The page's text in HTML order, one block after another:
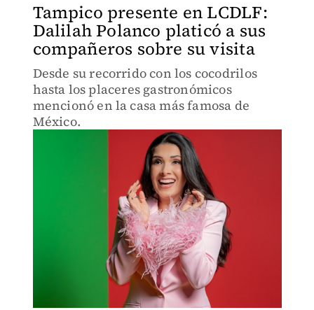
Tampico presente en LCDLF:
Dalilah Polanco platicó a sus
compañeros sobre su visita
Desde su recorrido con los cocodrilos
hasta los placeres gastronómicos
mencionó en la casa más famosa de
México.